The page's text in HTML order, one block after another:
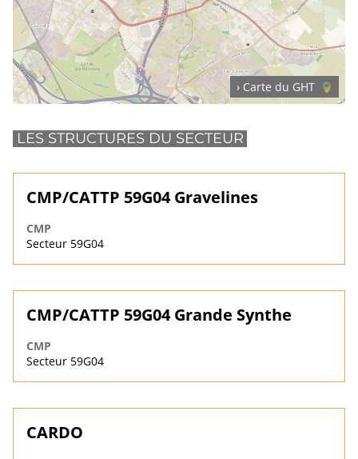
› Carte du GHT
LES STRUCTURES DU SECTEUR
CMP/CATTP 59G04 Gravelines
CMP
Secteur 59G04
CMP/CATTP 59G04 Grande Synthe
CMP
Secteur 59G04
CARDO